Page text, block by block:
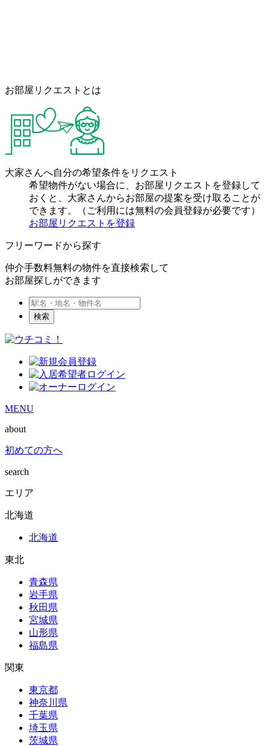
お部屋リクエストとは
大家さんへ自分の希望条件をリクエスト
希望物件がない場合に、お部屋リクエストを登録して
おくと、大家さんからお部屋の提案を受け取ることが
できます。（ご利用には無料の会員登録が必要です）
お部屋リクエストを登録
フリーワードから探す
仲介手数料無料の物件を直接検索して
お部屋探しができます
検索
MENU
about
初めての方へ
search
エリア
北海道
北海道
東北
青森県
岩手県
秋田県
宮城県
山形県
福島県
関東
東京都
神奈川県
千葉県
埼玉県
茨城県